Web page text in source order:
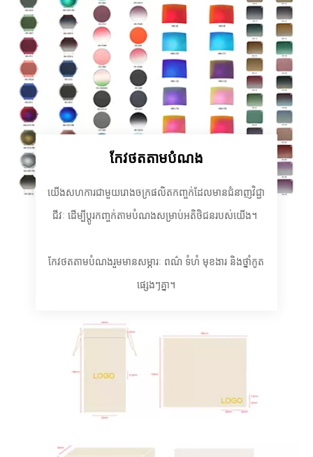
កែវថតតាមបំណង
យើងសហការជាមួយរោងចក្រផលិតកញ្ចក់ដែលមានជំនាញវិជ្ជា
ជីវៈ ដើម្បីប្ដូរកញ្ចក់តាមបំណងសម្រាប់អតិថិជនរបស់យើង។
កែវថតតាមបំណងរួមមានសម្ភារៈ ពណ៌ ទំហំ មុខងារ និងថ្នាំកូត
ផ្សេងៗគ្នា។